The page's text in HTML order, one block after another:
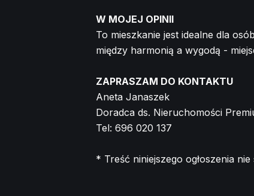
W MOJEJ OPINII
To mieszkanie jest idealne dla
między harmonią a wygodą -
ZAPRASZAM DO KONTAKTU
Aneta Janaszek
Doradca ds. Nieruchomości
Tel: 696 020 137
* Treść niniejszego ogłoszenia